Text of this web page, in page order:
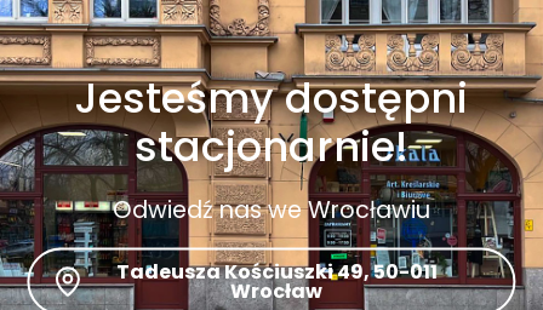
Jesteśmy dostępni
stacjonarnie!
Odwiedź nas we Wrocławiu
Tadeusza Kościuszki 49, 50-011
Wrocław